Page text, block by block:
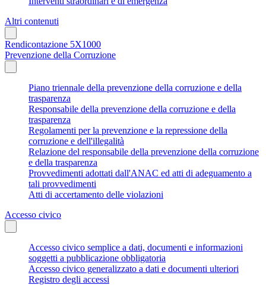
Altri contenuti
Rendicontazione 5X1000
Prevenzione della Corruzione
Piano triennale della prevenzione della corruzione e della
trasparenza
Responsabile della prevenzione della corruzione e della
trasparenza
Regolamenti per la prevenzione e la repressione della
corruzione e dell'illegalità
Relazione del responsabile della prevenzione della corruzione
e della trasparenza
Provvedimenti adottati dall'ANAC ed atti di adeguamento a
tali provvedimenti
Atti di accertamento delle violazioni
Accesso civico
Accesso civico semplice a dati, documenti e informazioni
soggetti a pubblicazione obbligatoria
Accesso civico generalizzato a dati e documenti ulteriori
Registro degli accessi